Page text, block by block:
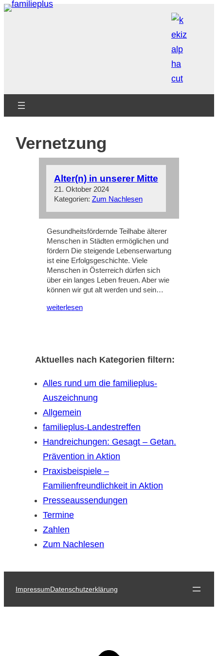
Zum
Vernetzung
Alter(n) in unserer Mitte
21. Oktober 2024
Kategorien: Zum Nachlesen
Gesundheitsfördernde Teilhabe älterer
Menschen in Städten ermöglichen und
fördern Die steigende Lebenserwartung
ist eine Erfolgsgeschichte. Viele
Menschen in Österreich dürfen sich
über ein langes Leben freuen. Aber wie
können wir gut alt werden und sein…
weiterlesen
Aktuelles nach Kategorien filtern:
Alles rund um die familieplus-
Auszeichnung
Allgemein
familieplus-Landestreffen
Handreichungen: Gesagt – Getan.
Prävention in Aktion
Praxisbeispiele –
Familienfreundlichkeit in Aktion
Presseaussendungen
Termine
Zahlen
Zum Nachlesen
ImpressumDatenschutzerklärung